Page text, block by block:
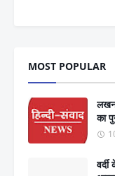
MOST POPULAR
का